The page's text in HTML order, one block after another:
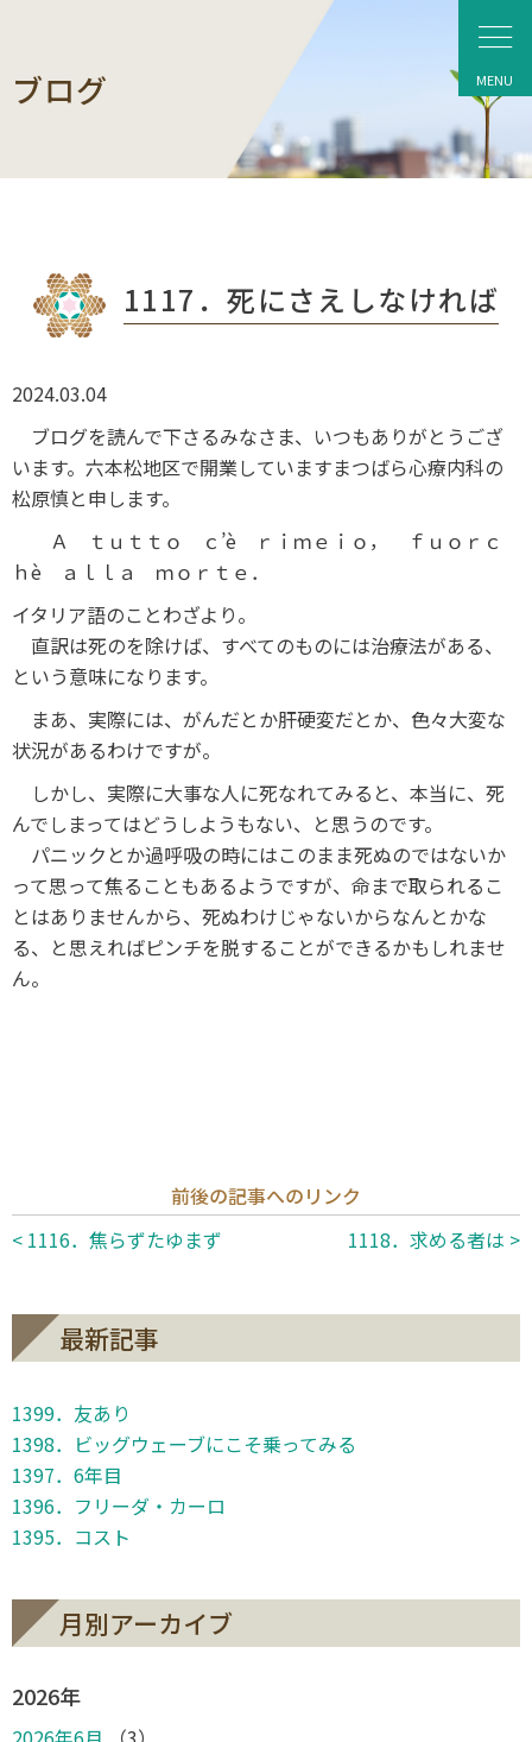
ブログ
1117．死にさえしなければ
2024.03.04
ブログを読んで下さるみなさま、いつもありがとうござ
います。六本松地区で開業していますまつばら心療内科の
松原慎と申します。
Ａ ｔｕｔｔｏ ｃ’è ｒｉｍｅｉｏ， ｆｕｏｒｃ
ｈè ａｌｌａ ｍｏｒｔｅ．
イタリア語のことわざより。
直訳は死のを除けば、すべてのものには治療法がある、
という意味になります。
まあ、実際には、がんだとか肝硬変だとか、色々大変な
状況があるわけですが。
しかし、実際に大事な人に死なれてみると、本当に、死
んでしまってはどうしようもない、と思うのです。
パニックとか過呼吸の時にはこのまま死ぬのではないか
って思って焦ることもあるようですが、命まで取られるこ
とはありませんから、死ぬわけじゃないからなんとかな
る、と思えればピンチを脱することができるかもしれませ
ん。
前後の記事へのリンク
< 1116．焦らずたゆまず
1118．求める者は >
最新記事
1399．友あり
1398．ビッグウェーブにこそ乗ってみる
1397．6年目
1396．フリーダ・カーロ
1395．コスト
月別アーカイブ
2026年